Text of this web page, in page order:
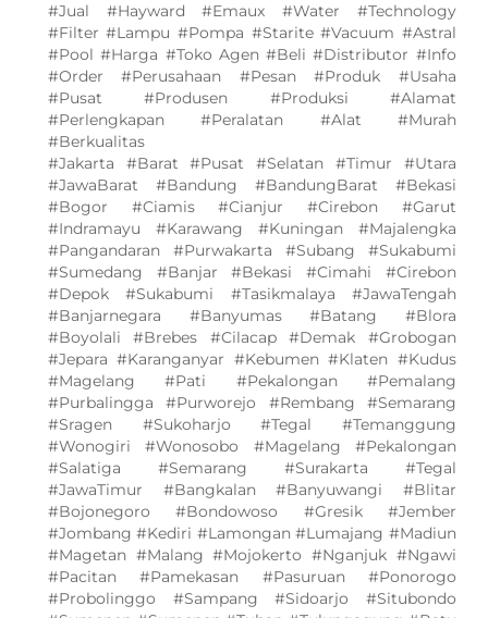
#Jual #Hayward #Emaux #Water #Technology
#Filter #Lampu #Pompa #Starite #Vacuum #Astral
#Pool #Harga #Toko Agen #Beli #Distributor #Info
#Order #Perusahaan #Pesan #Produk #Usaha
#Pusat #Produsen #Produksi #Alamat
#Perlengkapan #Peralatan #Alat #Murah
#Berkualitas
#Jakarta #Barat #Pusat #Selatan #Timur #Utara
#JawaBarat #Bandung #BandungBarat #Bekasi
#Bogor #Ciamis #Cianjur #Cirebon #Garut
#Indramayu #Karawang #Kuningan #Majalengka
#Pangandaran #Purwakarta #Subang #Sukabumi
#Sumedang #Banjar #Bekasi #Cimahi #Cirebon
#Depok #Sukabumi #Tasikmalaya #JawaTengah
#Banjarnegara #Banyumas #Batang #Blora
#Boyolali #Brebes #Cilacap #Demak #Grobogan
#Jepara #Karanganyar #Kebumen #Klaten #Kudus
#Magelang #Pati #Pekalongan #Pemalang
#Purbalingga #Purworejo #Rembang #Semarang
#Sragen #Sukoharjo #Tegal #Temanggung
#Wonogiri #Wonosobo #Magelang #Pekalongan
#Salatiga #Semarang #Surakarta #Tegal
#JawaTimur #Bangkalan #Banyuwangi #Blitar
#Bojonegoro #Bondowoso #Gresik #Jember
#Jombang #Kediri #Lamongan #Lumajang #Madiun
#Magetan #Malang #Mojokerto #Nganjuk #Ngawi
#Pacitan #Pamekasan #Pasuruan #Ponorogo
#Probolinggo #Sampang #Sidoarjo #Situbondo